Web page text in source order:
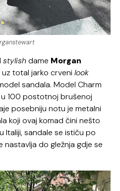
stylishdame Morgan
uz total jarko crvenilook
sandala. Model Charm
100 postotnoj brušenoj
posebniju notu je metalni
koji ovaj komad čini nešto
Italiji, sandale se ističu po
nastavlja do gležnja gdje se